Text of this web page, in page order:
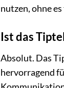
nutzen, ohne
Ist das
Absolut. Das
hervorragend